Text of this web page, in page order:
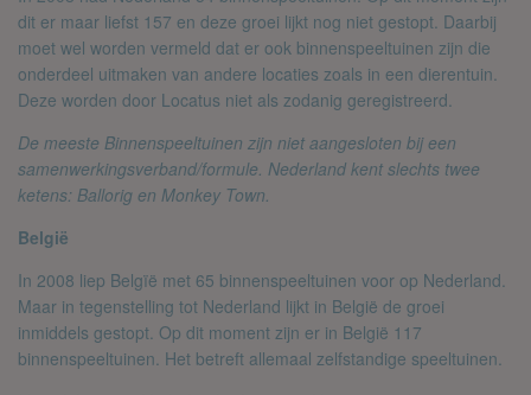
dit er maar liefst 157 en deze groei lijkt nog niet gestopt. Daarbij
moet wel worden vermeld dat er ook binnenspeeltuinen zijn die
onderdeel uitmaken van andere locaties zoals in een dierentuin.
Deze worden door Locatus niet als zodanig geregistreerd.
De meeste Binnenspeeltuinen zijn niet aangesloten bij een
samenwerkingsverband/formule. Nederland kent slechts twee
ketens: Ballorig en Monkey Town.
België
In 2008 liep Belgïë met 65 binnenspeeltuinen voor op Nederland.
Maar in tegenstelling tot Nederland lijkt in België de groei
inmiddels gestopt. Op dit moment zijn er in België 117
binnenspeeltuinen. Het betreft allemaal zelfstandige speeltuinen.